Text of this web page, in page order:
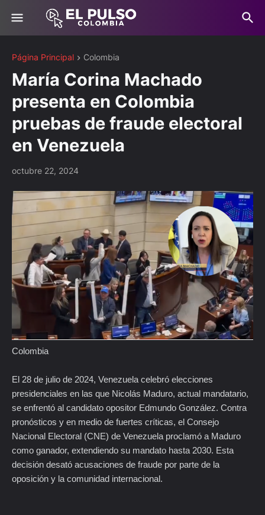
Página Principal Colombia
María Corina Machado
presenta en Colombia
pruebas de fraude electoral
en Venezuela
octubre 22, 2024
Colombia
El 28 de julio de 2024, Venezuela celebró elecciones
presidenciales en las que Nicolás Maduro, actual mandatario,
se enfrentó al candidato opositor Edmundo González. Contra
pronósticos y en medio de fuertes críticas, el Consejo
Nacional Electoral (CNE) de Venezuela proclamó a Maduro
como ganador, extendiendo su mandato hasta 2030. Esta
decisión desató acusaciones de fraude por parte de la
oposición y la comunidad internacional.